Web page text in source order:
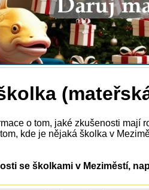
o tom, jaké zkušenosti mají
kde je nějaká školka v
se školkami v Meziměstí,